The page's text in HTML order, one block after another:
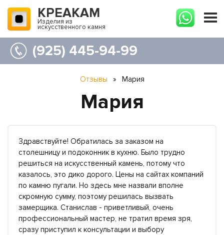
КРЕАКАМ
Изделия из
искусственного камня
(925) 445-94-99
Отзывы » Мария
Мария
Здравствуйте! Обратилась за заказом на
столешницу и подоконник в кухню. Было трудно
решиться на искусственный камень, потому что
казалось, это дико дорого. Цены на сайтах компаний
по камню пугали. Но здесь мне назвали вполне
скромную сумму, поэтому решилась вызвать
замерщика. Станислав - приветливый, очень
профессиональный мастер, не тратил время зря,
сразу приступил к консультации и выбору